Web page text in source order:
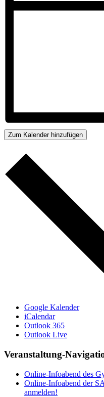
Zum Kalender hinzufügen
Google Kalender
iCalendar
Outlook 365
Outlook Live
Veranstaltung-
Online-Infoabend des
Online-Infoabend der
anmelden!